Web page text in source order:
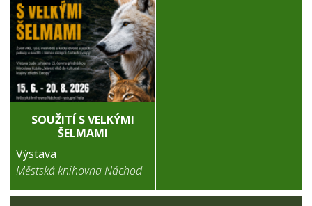
SOUŽITÍ S VELKÝMI
ŠELMAMI
Výstava
Městská knihovna Náchod